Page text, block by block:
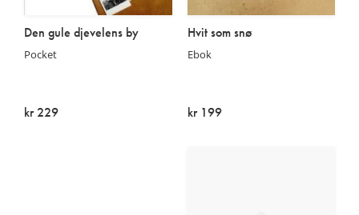
Den gule djevelens by
Pocket
kr 229
Hvit som snø
Ebok
kr 199